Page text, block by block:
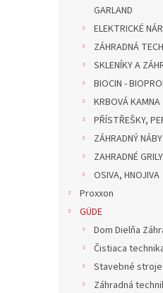
GARLAND
ELEKTRICKÉ
ZÁHRADNÁ
SKLENÍKY A
BIOCIN -
KRBOVÁ KAMNA
PŘÍSTŘEŠKY,
ZÁHRADNÝ
ZAHRADNÉ GRILY
OSIVA, HNOJIVA
Proxxon
GÜDE
Dom Dielňa
Čistiaca
Stavebné stroje
Záhradná